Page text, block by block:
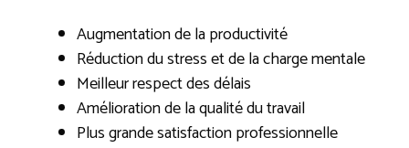
Augmentation de la productivité
Réduction du stress et de la charge mentale
Meilleur respect des délais
Amélioration de la qualité du travail
Plus grande satisfaction professionnelle